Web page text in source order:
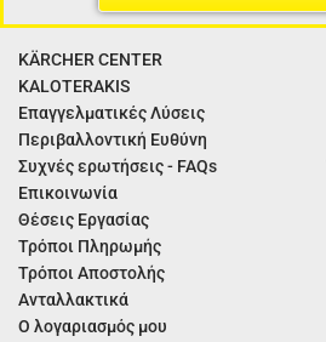
KÄRCHER CENTER
KALOTERAKIS
Επαγγελματικές Λύσεις
Περιβαλλοντική Ευθύνη
Συχνές ερωτήσεις - FAQs
Επικοινωνία
Θέσεις Εργασίας
Τρόποι Πληρωμής
Τρόποι Αποστολής
Ανταλλακτικά
Ο λογαριασμός μου